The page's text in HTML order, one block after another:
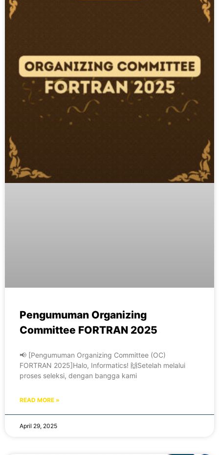
Pengumuman Organizing
Committee FORTRAN 2025
📢 [Pengumuman Organizing Committee (OC)
FORTRAN 2025]Halo, Informatics! 🙌Setelah melalui
proses seleksi, dengan bangga kami
READ MORE »
April 29, 2025